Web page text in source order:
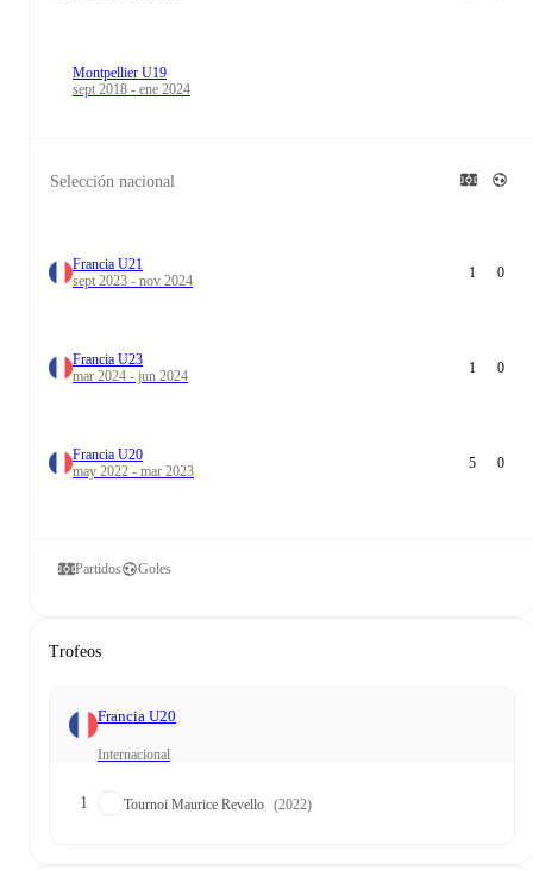
Montpellier U19
sept 2018 - ene 2024
Selección nacional
Francia U21
sept 2023 - nov 2024
1 0
Francia U23
mar 2024 - jun 2024
1 0
Francia U20
may 2022 - mar 2023
5 0
Partidos Goles
Trofeos
Francia U20
Internacional
1 Tournoi Maurice Revello (2022)